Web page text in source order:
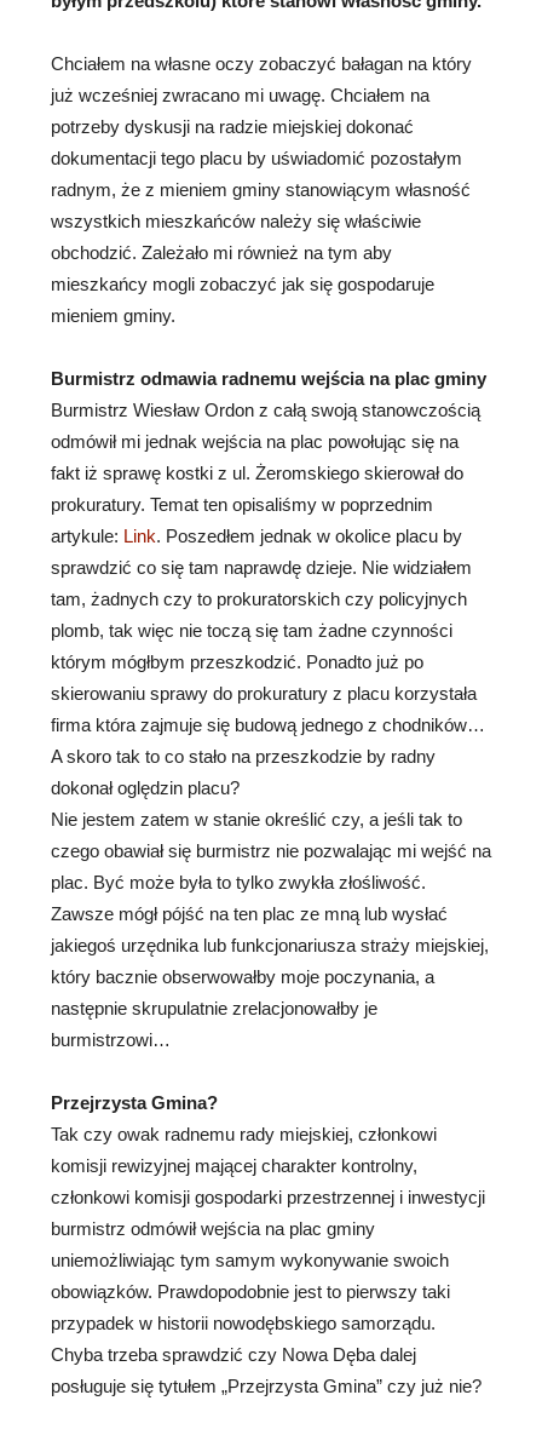
Chciałem na własne oczy zobaczyć bałagan na który
już wcześniej zwracano mi uwagę. Chciałem na
potrzeby dyskusji na radzie miejskiej dokonać
dokumentacji tego placu by uświadomić pozostałym
radnym, że z mieniem gminy stanowiącym własność
wszystkich mieszkańców należy się właściwie
obchodzić. Zależało mi również na tym aby
mieszkańcy mogli zobaczyć jak się gospodaruje
mieniem gminy.
Burmistrz odmawia radnemu wejścia na plac gminy
Burmistrz Wiesław Ordon z całą swoją stanowczością
odmówił mi jednak wejścia na plac powołując się na
fakt iż sprawę kostki z ul. Żeromskiego skierował do
prokuratury. Temat ten opisaliśmy w poprzednim
artykule: Link. Poszedłem jednak w okolice placu by
sprawdzić co się tam naprawdę dzieje. Nie widziałem
tam, żadnych czy to prokuratorskich czy policyjnych
plomb, tak więc nie toczą się tam żadne czynności
którym mógłbym przeszkodzić. Ponadto już po
skierowaniu sprawy do prokuratury z placu korzystała
firma która zajmuje się budową jednego z chodników…
A skoro tak to co stało na przeszkodzie by radny
dokonał oględzin placu?
Nie jestem zatem w stanie określić czy, a jeśli tak to
czego obawiał się burmistrz nie pozwalając mi wejść na
plac. Być może była to tylko zwykła złośliwość.
Zawsze mógł pójść na ten plac ze mną lub wysłać
jakiegoś urzędnika lub funkcjonariusza straży miejskiej,
który bacznie obserwowałby moje poczynania, a
następnie skrupulatnie zrelacjonowałby je
burmistrzowi…
Przejrzysta Gmina?
Tak czy owak radnemu rady miejskiej, członkowi
komisji rewizyjnej mającej charakter kontrolny,
członkowi komisji gospodarki przestrzennej i inwestycji
burmistrz odmówił wejścia na plac gminy
uniemożliwiając tym samym wykonywanie swoich
obowiązków. Prawdopodobnie jest to pierwszy taki
przypadek w historii nowodębskiego samorządu.
Chyba trzeba sprawdzić czy Nowa Dęba dalej
posługuje się tytułem „Przejrzysta Gmina” czy już nie?